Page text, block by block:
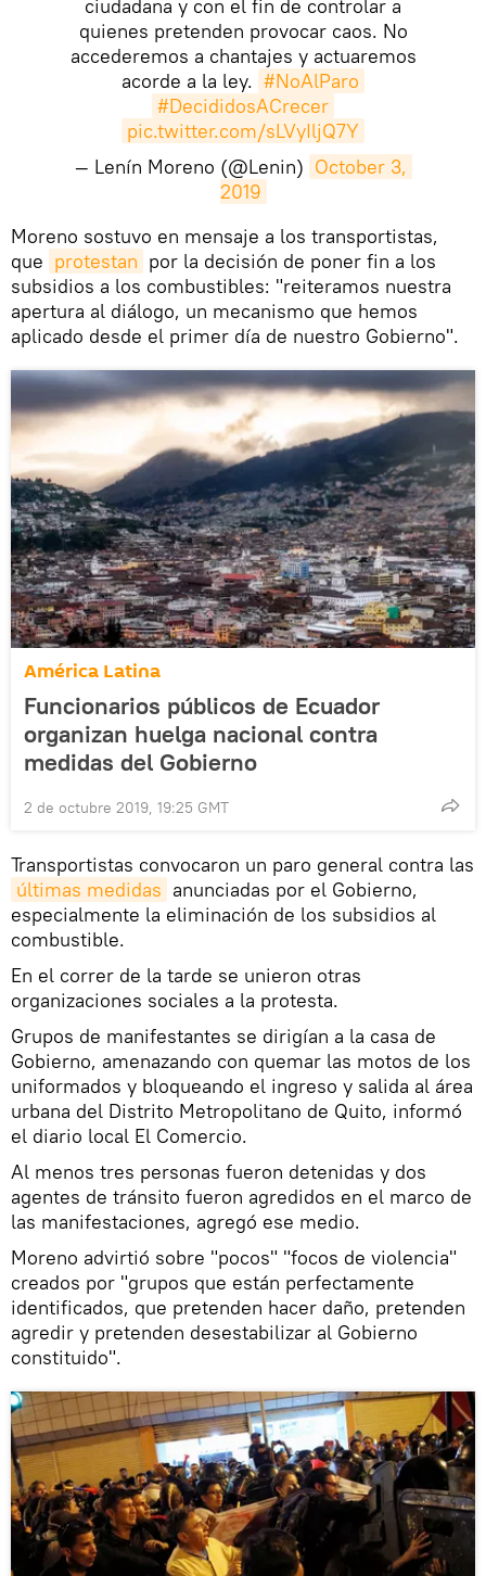
ciudadana y con el fin de controlar a
quienes pretenden provocar caos. No
accederemos a chantajes y actuaremos
acorde a la ley. #NoAlParo
#DecididosACrecer
pic.twitter.com/sLVyIljQ7Y
— Lenín Moreno (@Lenin) October 3,
2019
​Moreno sostuvo en mensaje a los transportistas,
que protestan por la decisión de poner fin a los
subsidios a los combustibles: "reiteramos nuestra
apertura al diálogo, un mecanismo que hemos
aplicado desde el primer día de nuestro Gobierno".
América Latina
Funcionarios públicos de Ecuador
organizan huelga nacional contra
medidas del Gobierno
2 de octubre 2019, 19:25 GMT
Transportistas convocaron un paro general contra las
últimas medidas anunciadas por el Gobierno,
especialmente la eliminación de los subsidios al
combustible.
En el correr de la tarde se unieron otras
organizaciones sociales a la protesta.
Grupos de manifestantes se dirigían a la casa de
Gobierno, amenazando con quemar las motos de los
uniformados y bloqueando el ingreso y salida al área
urbana del Distrito Metropolitano de Quito, informó
el diario local El Comercio.
Al menos tres personas fueron detenidas y dos
agentes de tránsito fueron agredidos en el marco de
las manifestaciones, agregó ese medio.
Moreno advirtió sobre "pocos" "focos de violencia"
creados por "grupos que están perfectamente
identificados, que pretenden hacer daño, pretenden
agredir y pretenden desestabilizar al Gobierno
constituido".